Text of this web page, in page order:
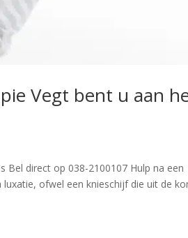
Vegt bent u aan
Bel direct op 038-2100107 Hulp na een
ofwel een knieschijf die uit de